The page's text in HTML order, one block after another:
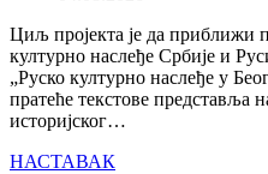
Циљ пројекта је да приближи
културно наслеђе Србије и
„Руско културно наслеђе у
пратеће текстове представља
историјског…
НАСТАВАК